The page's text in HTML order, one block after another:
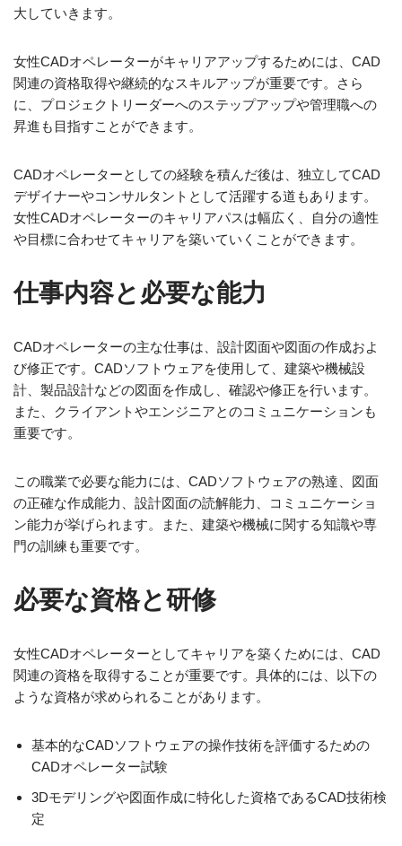
大していきます。
女性CADオペレーターがキャリアアップするためには、CAD
関連の資格取得や継続的なスキルアップが重要です。さら
に、プロジェクトリーダーへのステップアップや管理職への
昇進も目指すことができます。
CADオペレーターとしての経験を積んだ後は、独立してCAD
デザイナーやコンサルタントとして活躍する道もあります。
女性CADオペレーターのキャリアパスは幅広く、自分の適性
や目標に合わせてキャリアを築いていくことができます。
仕事内容と必要な能力
CADオペレーターの主な仕事は、設計図面や図面の作成およ
び修正です。CADソフトウェアを使用して、建築や機械設
計、製品設計などの図面を作成し、確認や修正を行います。
また、クライアントやエンジニアとのコミュニケーションも
重要です。
この職業で必要な能力には、CADソフトウェアの熟達、図面
の正確な作成能力、設計図面の読解能力、コミュニケーショ
ン能力が挙げられます。また、建築や機械に関する知識や専
門の訓練も重要です。
必要な資格と研修
女性CADオペレーターとしてキャリアを築くためには、CAD
関連の資格を取得することが重要です。具体的には、以下の
ような資格が求められることがあります。
基本的なCADソフトウェアの操作技術を評価するための
CADオペレーター試験
3Dモデリングや図面作成に特化した資格であるCAD技術検
定